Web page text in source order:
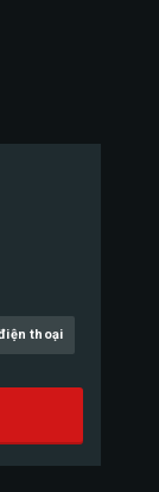
thoại